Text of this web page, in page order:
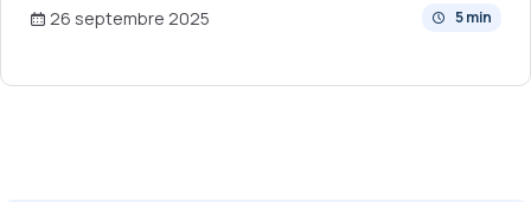
5 min
26 septembre 2025